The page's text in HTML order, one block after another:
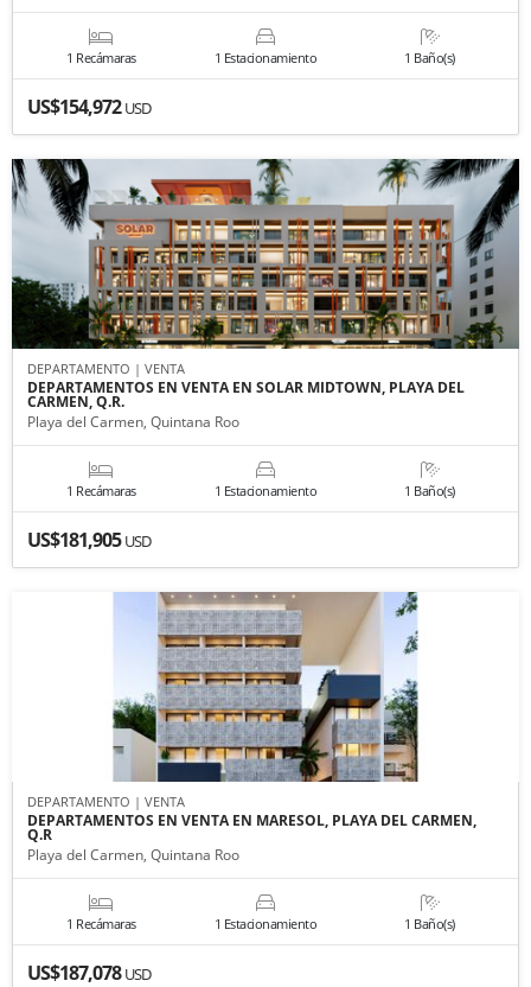
1 Recámaras 1 Estacionamiento 1 Baño(s)
US$154,972USD
DEPARTAMENTO | VENTA
DEPARTAMENTOS EN VENTA EN SOLAR MIDTOWN, PLAYA DEL
CARMEN, Q.R.
Playa del Carmen, Quintana Roo
1 Recámaras 1 Estacionamiento 1 Baño(s)
US$181,905USD
DEPARTAMENTO | VENTA
DEPARTAMENTOS EN VENTA EN MARESOL, PLAYA DEL CARMEN,
Q.R
Playa del Carmen, Quintana Roo
1 Recámaras 1 Estacionamiento 1 Baño(s)
US$187,078USD